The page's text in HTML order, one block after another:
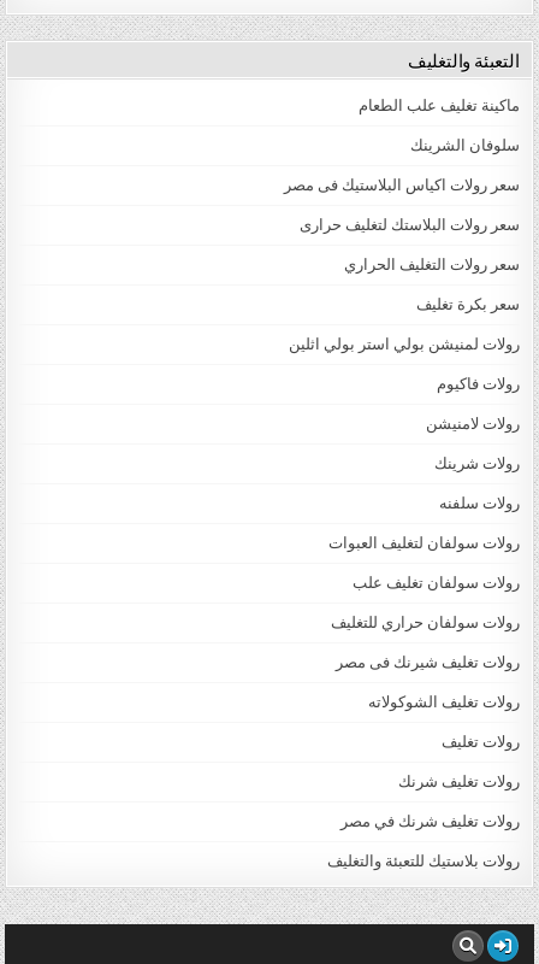
التعبئة والتغليف
ماكينة تغليف علب الطعام
سلوفان الشرينك
سعر رولات اكياس البلاستيك فى مصر
سعر رولات البلاستك لتغليف حرارى
سعر رولات التغليف الحراري
سعر بكرة تغليف
رولات لمنيشن بولي استر بولي اثلين
رولات فاكيوم
رولات لامنيشن
رولات شرينك
رولات سلفنه
رولات سولفان لتغليف العبوات
رولات سولفان تغليف علب
رولات سولفان حراري للتغليف
رولات تغليف شيرنك فى مصر
رولات تغليف الشوكولاته
رولات تغليف
رولات تغليف شرنك
رولات تغليف شرنك في مصر
رولات بلاستيك للتعبئة والتغليف